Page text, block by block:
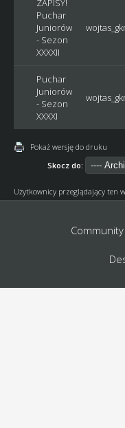
Puchar
Juniorów
- Sezon
XXXXII
Puchar
Juniorów
- Sezon
XXXXI
Pokaż wersję do druku
Skocz do:
Użytkownicy przeglądający ten